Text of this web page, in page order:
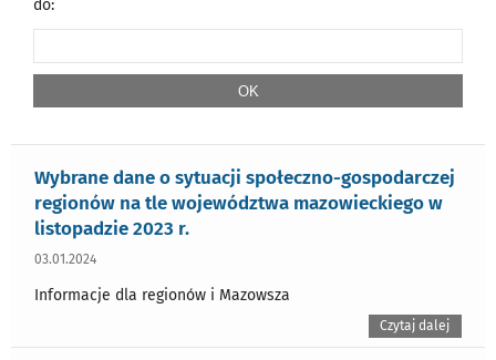
do:
Wybrane dane o sytuacji społeczno-gospodarczej
regionów na tle województwa mazowieckiego w
listopadzie 2023 r.
03.01.2024
Informacje dla regionów i Mazowsza
Czytaj dalej